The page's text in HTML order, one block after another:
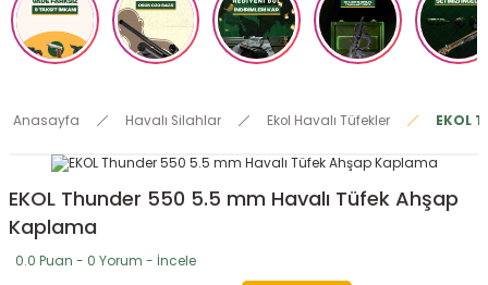
Anasayfa Havalı Silahlar Ekol Havalı Tüfekler EKOL
EKOL Thunder 550 5.5 mm Havalı Tüfek Ahşap
Kaplama
0.0 Puan - 0 Yorum - İncele